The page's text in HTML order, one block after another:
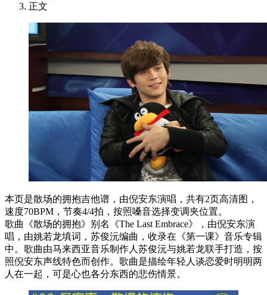
正文
本页是散场的拥抱吉他谱，由倪安东演唱，共有2页高清图，
速度70BPM，节奏4/4拍，按照嗓音选择变调夹位置。
歌曲《散场的拥抱》别名《The Last Embrace》，由倪安东演
唱，由姚若龙填词，苏俊沅编曲，收录在《第一课》音乐专辑
中。歌曲由马来西亚音乐制作人苏俊沅与姚若龙联手打造，按
照倪安东声线特色而创作。歌曲是描绘年轻人谈恋爱时明明两
人在一起，可是心也各分东西的悲伤情景。